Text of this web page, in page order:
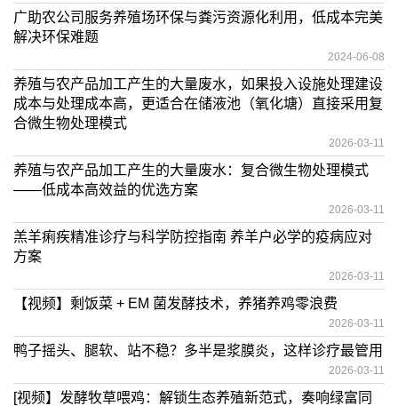
广助农公司服务养殖场环保与粪污资源化利用，低成本完美
解决环保难题
2024-06-08
养殖与农产品加工产生的大量废水，如果投入设施处理建设
成本与处理成本高，更适合在储液池（氧化塘）直接采用复
合微生物处理模式
2026-03-11
养殖与农产品加工产生的大量废水：复合微生物处理模式
——低成本高效益的优选方案
2026-03-11
羔羊痢疾精准诊疗与科学防控指南 养羊户必学的疫病应对
方案
2026-03-11
【视频】剩饭菜 + EM 菌发酵技术，养猪养鸡零浪费
2026-03-11
鸭子摇头、腿软、站不稳？多半是浆膜炎，这样诊疗最管用
2026-03-11
[视频】发酵牧草喂鸡：解锁生态养殖新范式，奏响绿富同